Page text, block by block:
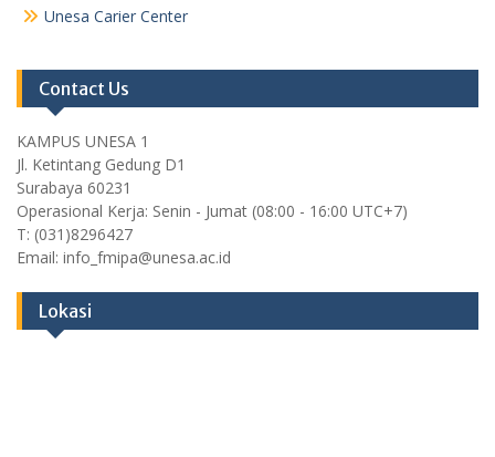
Unesa Carier Center
Contact Us
KAMPUS UNESA 1
Jl. Ketintang Gedung D1
Surabaya 60231
Operasional Kerja: Senin - Jumat (08:00 - 16:00 UTC+7)
T: (031)8296427
Email: info_fmipa@unesa.ac.id
Lokasi